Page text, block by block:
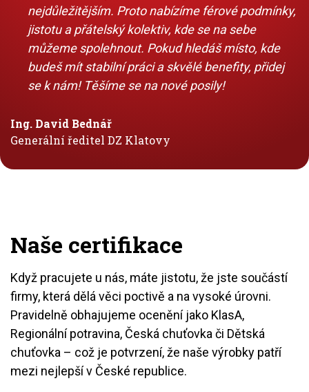
nejdůležitějším. Proto nabízíme férové podmínky,
jistotu a přátelský kolektiv, kde se na sebe
můžeme spolehnout. Pokud hledáš místo, kde
budeš mít stabilní práci a skvělé benefity, přidej
se k nám! Těšíme se na nové posily!
Ing. David Bednář
Generální ředitel DZ Klatovy
Naše certifikace
Když pracujete u nás, máte jistotu, že jste součástí
firmy, která dělá věci poctivě a na vysoké úrovni.
Pravidelně obhajujeme ocenění jako KlasA,
Regionální potravina, Česká chuťovka či Dětská
chuťovka – což je potvrzení, že naše výrobky patří
mezi nejlepší v České republice.